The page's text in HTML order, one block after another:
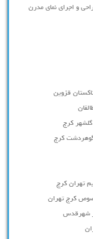
و اجرای نمای مدرن
قزوین
کرج
کرج
تهران کرج
کرج تهران
شهرقدس